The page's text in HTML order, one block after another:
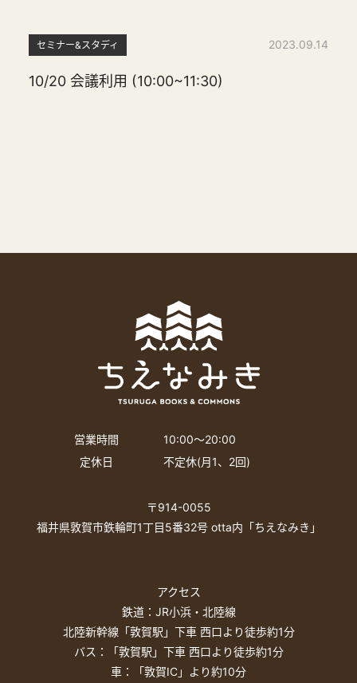
セミナー&スタディ 2023.09.14
10/20 会議利用 (10:00~11:30)
営業時間
10:00〜20:00
定休日
不定休(月1、2回)
〒914-0055
福井県敦賀市鉄輪町1丁目5番32号 otta内「ちえなみき」
アクセス
鉄道：JR小浜・北陸線
北陸新幹線「敦賀駅」下車 西口より徒歩約1分
バス：「敦賀駅」下車 西口より徒歩約1分
車：「敦賀IC」より約10分